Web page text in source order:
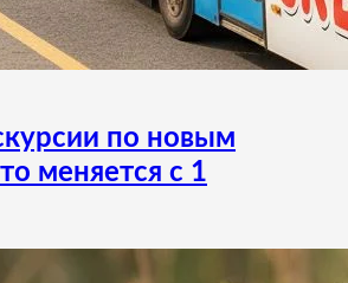
по новым
меняется с 1